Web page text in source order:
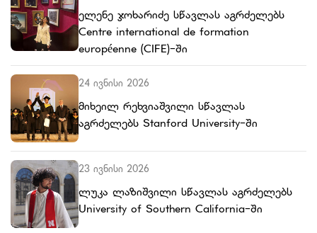
ელენე ჯოხარიძე სწავლას აგრძელებს
Centre international de formation
européenne (CIFE)-ში
24 ივნისი 2026
მიხეილ რეხვიაშვილი სწავლას
აგრძელებს Stanford University-ში
23 ივნისი 2026
ლუკა ლაზიშვილი სწავლას აგრძელებს
University of Southern California-ში